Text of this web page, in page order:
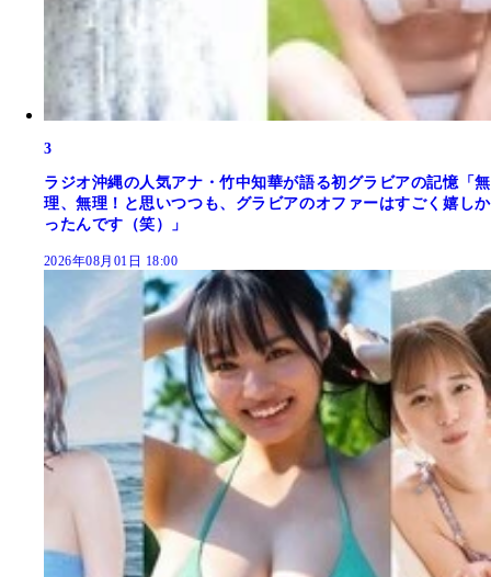
3
ラジオ沖縄の人気アナ・竹中知華が語る初グラビアの記憶「無
理、無理！と思いつつも、グラビアのオファーはすごく嬉しか
ったんです（笑）」
2026年08月01日 18:00